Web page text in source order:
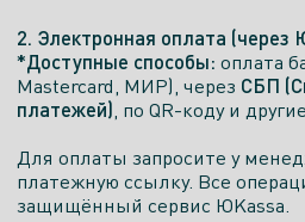
2. Электронная оплата (через
*Доступные способы: оплата
Mastercard, МИР), через СБП
платежей), по QR-коду и
Для оплаты запросите у
платежную ссылку. Все
защищённый сервис ЮKassa.